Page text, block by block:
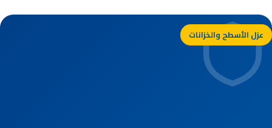
عزل الأسطح والخزانات